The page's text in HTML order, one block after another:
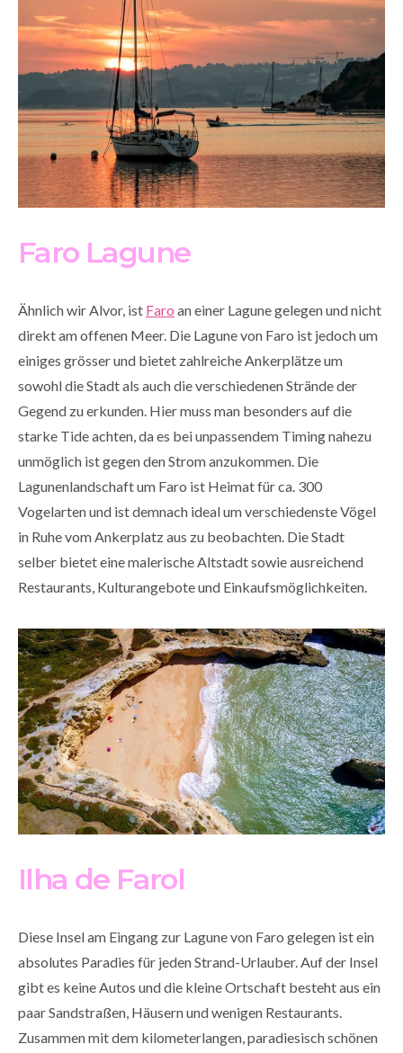
Faro Lagune
Ähnlich wir Alvor, ist Faro an einer Lagune gelegen und nicht
direkt am offenen Meer. Die Lagune von Faro ist jedoch um
einiges grösser und bietet zahlreiche Ankerplätze um
sowohl die Stadt als auch die verschiedenen Strände der
Gegend zu erkunden. Hier muss man besonders auf die
starke Tide achten, da es bei unpassendem Timing nahezu
unmöglich ist gegen den Strom anzukommen. Die
Lagunenlandschaft um Faro ist Heimat für ca. 300
Vogelarten und ist demnach ideal um verschiedenste Vögel
in Ruhe vom Ankerplatz aus zu beobachten. Die Stadt
selber bietet eine malerische Altstadt sowie ausreichend
Restaurants, Kulturangebote und Einkaufsmöglichkeiten.
Ilha de Farol
Diese Insel am Eingang zur Lagune von Faro gelegen ist ein
absolutes Paradies für jeden Strand-Urlauber. Auf der Insel
gibt es keine Autos und die kleine Ortschaft besteht aus ein
paar Sandstraßen, Häusern und wenigen Restaurants.
Zusammen mit dem kilometerlangen, paradiesisch schönen